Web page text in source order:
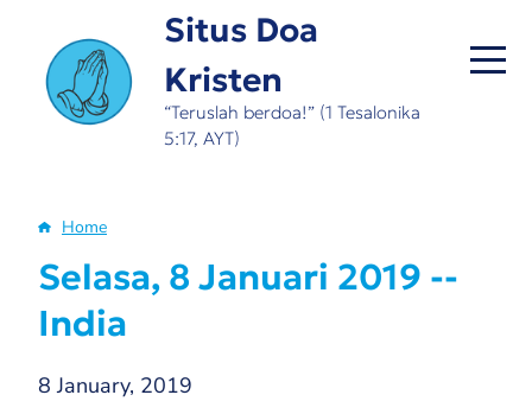
main
content
Situs Doa
Kristen
“Teruslah berdoa!” (1 Tesalonika
5:17, AYT)
Breadcrumb
Home
Selasa, 8 Januari 2019 --
India
8 January, 2019